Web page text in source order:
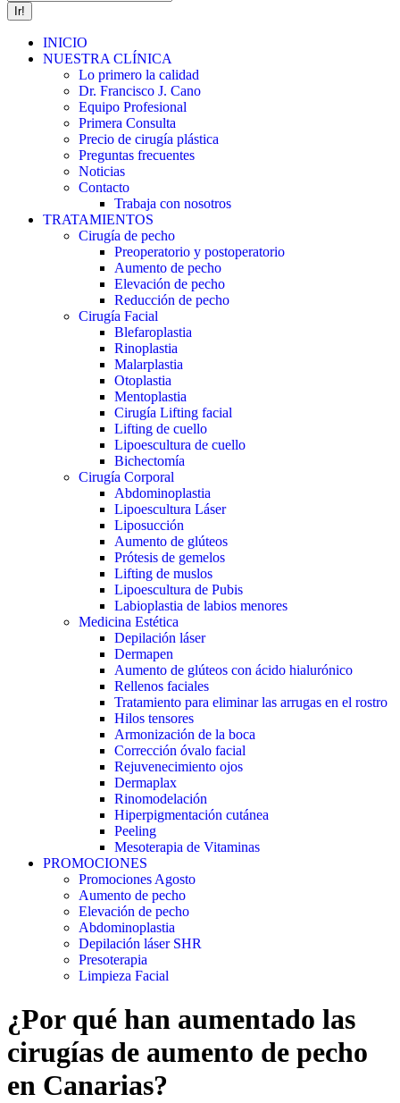
INICIO
NUESTRA CLÍNICA
Lo primero la calidad
Dr. Francisco J. Cano
Equipo Profesional
Primera Consulta
Precio de cirugía plástica
Preguntas frecuentes
Noticias
Contacto
Trabaja con nosotros
TRATAMIENTOS
Cirugía de pecho
Preoperatorio y postoperatorio
Aumento de pecho
Elevación de pecho
Reducción de pecho
Cirugía Facial
Blefaroplastia
Rinoplastia
Malarplastia
Otoplastia
Mentoplastia
Cirugía Lifting facial
Lifting de cuello
Lipoescultura de cuello
Bichectomía
Cirugía Corporal
Abdominoplastia
Lipoescultura Láser
Liposucción
Aumento de glúteos
Prótesis de gemelos
Lifting de muslos
Lipoescultura de Pubis
Labioplastia de labios menores
Medicina Estética
Depilación láser
Dermapen
Aumento de glúteos con ácido hialurónico
Rellenos faciales
Tratamiento para eliminar las arrugas en el rostro
Hilos tensores
Armonización de la boca
Corrección óvalo facial
Rejuvenecimiento ojos
Dermaplax
Rinomodelación
Hiperpigmentación cutánea
Peeling
Mesoterapia de Vitaminas
PROMOCIONES
Promociones Agosto
Aumento de pecho
Elevación de pecho
Abdominoplastia
Depilación láser SHR
Presoterapia
Limpieza Facial
¿Por qué han aumentado las
cirugías de aumento de pecho
en Canarias?